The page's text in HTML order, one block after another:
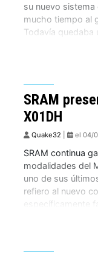
su nuevo sistema
mucho tiempo al
Todavía quedaba
SRAM
X01DH
Quake32 el 04/
SRAM continua
modalidades del
uno de sus
refiero al nuevo
específicamente